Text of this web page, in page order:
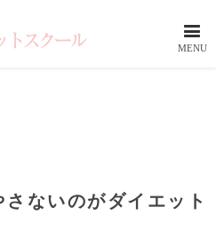
ないのがダイエット